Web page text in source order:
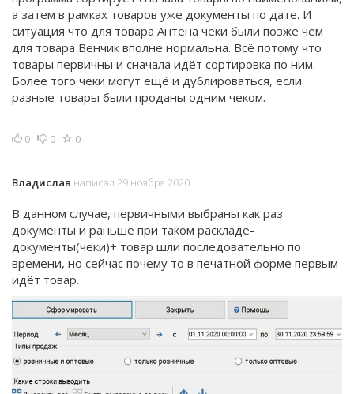
а затем в рамках товаров уже документы по дате. И
ситуация что для товара Антена чеки были позже чем
для товара Венчик вполне нормальна. Всё потому что
товары первичны и сначала идёт сортировка по ним.
Более того чеки могут ещё и дублироваться, если
разные товары были проданы одним чеком.
0 0 0
Владислав написал 29 ноября 2020
В данном случае, первичными выбраны как раз
документы и раньше при таком раскладе-
документы(чеки)+ товар шли последовательно по
времени, но сейчас почему то в печатной форме первым
идёт товар.